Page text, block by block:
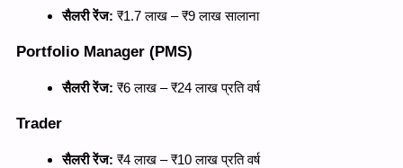
सैलरी रेंज: ₹1.7 लाख – ₹9 लाख सालाना
Portfolio Manager (PMS)
सैलरी रेंज: ₹6 लाख – ₹24 लाख प्रति वर्ष
Trader
सैलरी रेंज: ₹4 लाख – ₹10 लाख प्रति वर्ष